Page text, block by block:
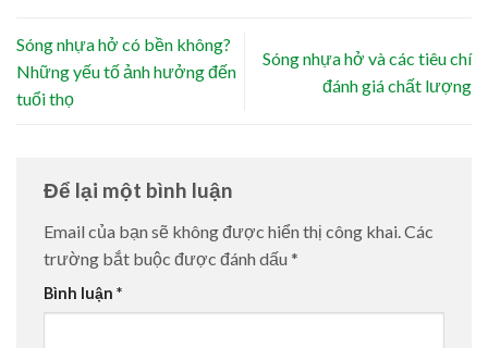
Sóng nhựa hở có bền không?
Những yếu tố ảnh hưởng đến
tuổi thọ
Sóng nhựa hở và các tiêu chí
đánh giá chất lượng
Để lại một bình luận
Email của bạn sẽ không được hiển thị công khai.Các
trường bắt buộc được đánh dấu *
Bình luận *